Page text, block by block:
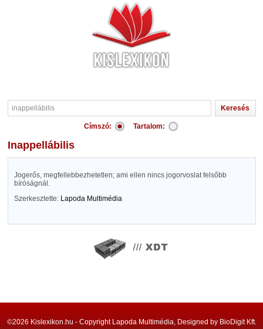
Címszó: Tartalom:
inappellábilis
Jogerős, megfellebbezhetetlen; ami ellen nincs jogorvoslat felsőbb
bíróságnál.
Szerkesztette: Lapoda Multimédia
©2026 Kislexikon.hu - Copyright Lapoda Multimédia, Designed by BioDigit Kft.